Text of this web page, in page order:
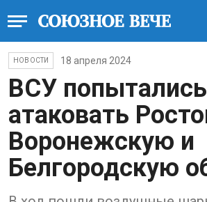
НОВОСТИ 18 апреля 2024
ВСУ попытались
атаковать
Воронежскую и
Белгородскую